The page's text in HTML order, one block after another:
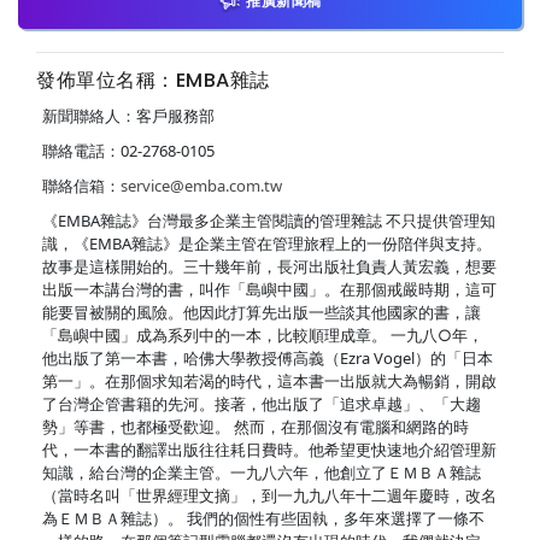
發佈單位名稱：EMBA雜誌
新聞聯絡人：客戶服務部
聯絡電話：02-2768-0105
聯絡信箱： service@emba.com.tw
《EMBA雜誌》台灣最多企業主管閱讀的管理雜誌 不只提供管理知
識，《EMBA雜誌》是企業主管在管理旅程上的一份陪伴與支持。
故事是這樣開始的。三十幾年前，長河出版社負責人黃宏義，想要
出版一本講台灣的書，叫作「島嶼中國」。在那個戒嚴時期，這可
能要冒被關的風險。他因此打算先出版一些談其他國家的書，讓
「島嶼中國」成為系列中的一本，比較順理成章。 一九八○年，
他出版了第一本書，哈佛大學教授傅高義（Ezra Vogel）的「日本
第一」。在那個求知若渴的時代，這本書一出版就大為暢銷，開啟
了台灣企管書籍的先河。接著，他出版了「追求卓越」、「大趨
勢」等書，也都極受歡迎。 然而，在那個沒有電腦和網路的時
代，一本書的翻譯出版往往耗日費時。他希望更快速地介紹管理新
知識，給台灣的企業主管。一九八六年，他創立了ＥＭＢＡ雜誌
（當時名叫「世界經理文摘」，到一九九八年十二週年慶時，改名
為ＥＭＢＡ雜誌）。 我們的個性有些固執，多年來選擇了一條不